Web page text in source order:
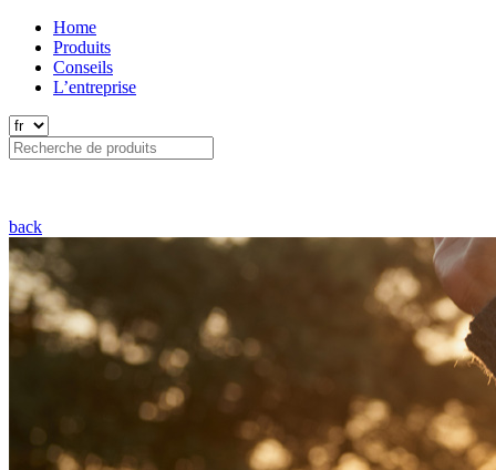
Home
Produits
Conseils
L’entreprise
back